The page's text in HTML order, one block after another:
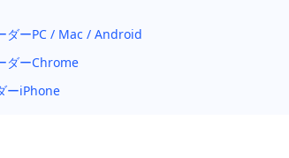
ダーPC / Mac / Android
ダーChrome
ーiPhone